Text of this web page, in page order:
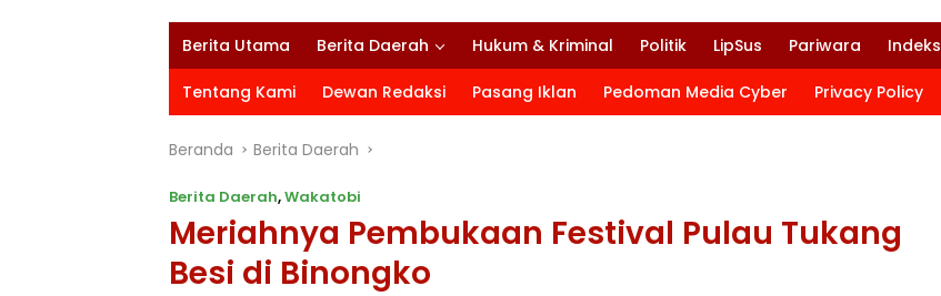
Berita Utama Berita Daerah Hukum & Kriminal Politik LipSus Pariwara Indeks
Tentang Kami Dewan Redaksi Pasang Iklan Pedoman Media Cyber Privacy Policy
Beranda Berita Daerah
Berita Daerah,Wakatobi
Meriahnya Pembukaan Festival Pulau Tukang
Besi di Binongko